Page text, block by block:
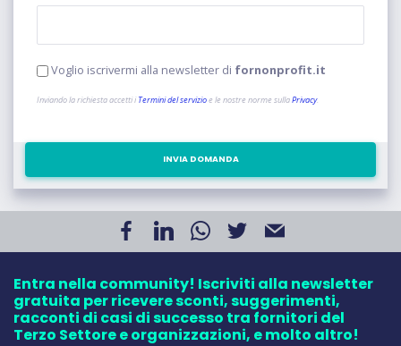
Voglio iscrivermi alla newsletter di fornonprofit.it
Inviando la richiesta accetti i Termini del servizioe le nostre norme sullaPrivacy.
INVIA DOMANDA
Entra nella community! Iscriviti alla newsletter
gratuita per ricevere sconti, suggerimenti,
racconti di casi di successo tra fornitori del
Terzo Settore e organizzazioni, e molto altro!